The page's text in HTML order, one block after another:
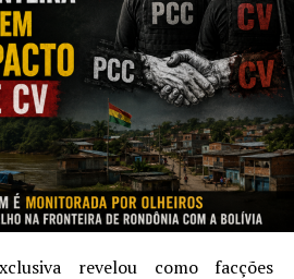
funções civis durante a
é resultado da investigação
Policial nº 021/2019-Draco, que
denúncia anônima dando conta
no certame licitatório que
do “sistema mobile” no
revelou como facções